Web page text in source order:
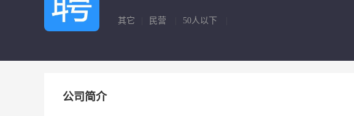
其它 民营 50人以下
公司简介